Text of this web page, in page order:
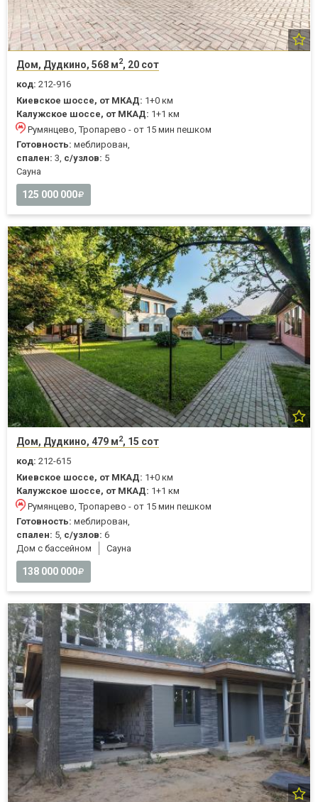
Дом, Дудкино, 568 м2, 20 сот
код: 212-916
Киевское шоссе, от МКАД: 1+0 км
Калужское шоссе, от МКАД: 1+1 км
Румянцево, Тропарево - от 15 мин пешком
Готовность: меблирован,
спален: 3, с/узлов: 5
Cауна
125 000 000
Дом, Дудкино, 479 м2, 15 сот
код: 212-615
Киевское шоссе, от МКАД: 1+0 км
Калужское шоссе, от МКАД: 1+1 км
Румянцево, Тропарево - от 15 мин пешком
Готовность: меблирован,
спален: 5, с/узлов: 6
Дом с бассейном
Cауна
138 000 000